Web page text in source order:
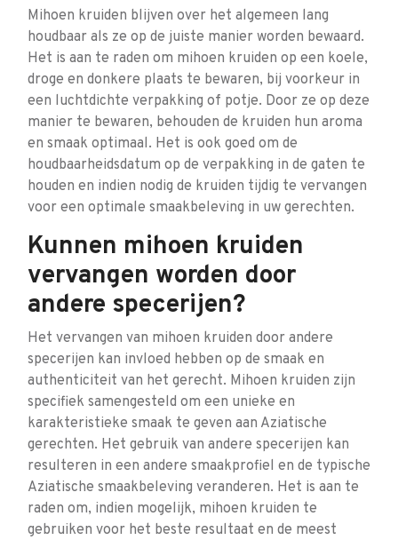
Mihoen kruiden blijven over het algemeen lang
houdbaar als ze op de juiste manier worden bewaard.
Het is aan te raden om mihoen kruiden op een koele,
droge en donkere plaats te bewaren, bij voorkeur in
een luchtdichte verpakking of potje. Door ze op deze
manier te bewaren, behouden de kruiden hun aroma
en smaak optimaal. Het is ook goed om de
houdbaarheidsdatum op de verpakking in de gaten te
houden en indien nodig de kruiden tijdig te vervangen
voor een optimale smaakbeleving in uw gerechten.
Kunnen mihoen kruiden
vervangen worden door
andere specerijen?
Het vervangen van mihoen kruiden door andere
specerijen kan invloed hebben op de smaak en
authenticiteit van het gerecht. Mihoen kruiden zijn
specifiek samengesteld om een unieke en
karakteristieke smaak te geven aan Aziatische
gerechten. Het gebruik van andere specerijen kan
resulteren in een andere smaakprofiel en de typische
Aziatische smaakbeleving veranderen. Het is aan te
raden om, indien mogelijk, mihoen kruiden te
gebruiken voor het beste resultaat en de meest